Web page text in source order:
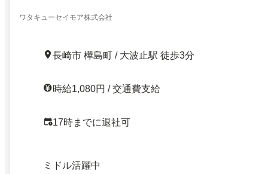
ワタキューセイモア株式会社
長崎市 樺島町 / 大波止駅 徒歩3分
時給1,080円 / 交通費支給
17時までに退社可
ミドル活躍中